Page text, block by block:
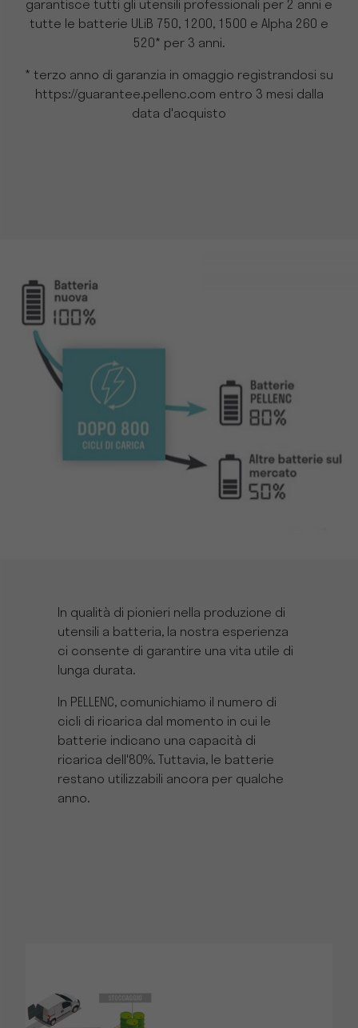
garantisce tutti gli utensili professionali per 2 anni e
tutte le batterie ULiB 750, 1200, 1500 e Alpha 260 e
520* per 3 anni.
* terzo anno di garanzia in omaggio registrandosi su
https://guarantee.pellenc.com entro 3 mesi dalla
data d'acquisto
In qualità di pionieri nella produzione di
utensili a batteria, la nostra esperienza
ci consente di garantire una vita utile di
lunga durata.
In PELLENC, comunichiamo il numero di
cicli di ricarica dal momento in cui le
batterie indicano una capacità di
ricarica dell'80%. Tuttavia, le batterie
restano utilizzabili ancora per qualche
anno.